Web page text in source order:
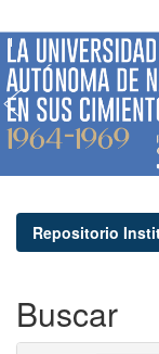
Repositorio
Buscar